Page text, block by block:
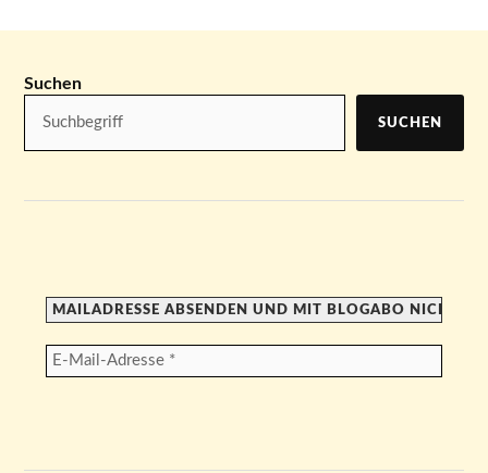
Suchen
SUCHEN